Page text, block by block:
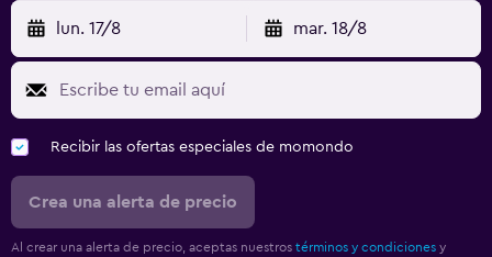
lun. 17/8 mar. 18/8
Recibir las ofertas especiales de momondo
Crea una alerta de precio
Al crear una alerta de precio, aceptas nuestros términos y condiciones y